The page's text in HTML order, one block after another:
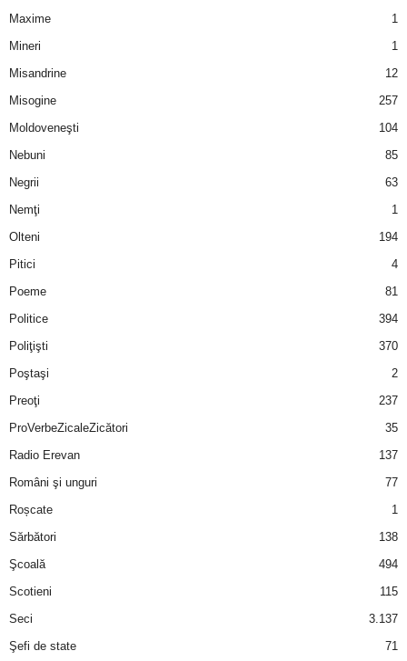
Maxime
1
Mineri
1
Misandrine
12
Misogine
257
Moldoveneşti
104
Nebuni
85
Negrii
63
Nemţi
1
Olteni
194
Pitici
4
Poeme
81
Politice
394
Poliţişti
370
Poştaşi
2
Preoţi
237
ProVerbeZicaleZicători
35
Radio Erevan
137
Români şi unguri
77
Roșcate
1
Sărbători
138
Şcoală
494
Scotieni
115
Seci
3.137
Şefi de state
71